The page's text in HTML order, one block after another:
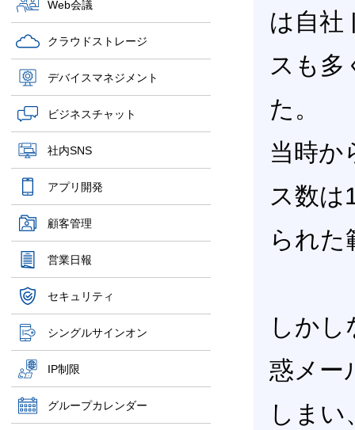
Web会議
クラウドストレージ
デバイスマネジメント
ビジネスチャット
社内SNS
アプリ開発
顧客管理
営業日報
セキュリティ
シングルサインオン
IP制限
グループカレンダー
は自社
スも多
た。
当時か
ス数は
られた
しか
惑メー
しま